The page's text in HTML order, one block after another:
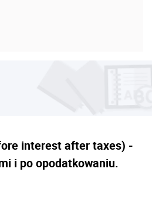
interest after taxes) -
i po opodatkowaniu.